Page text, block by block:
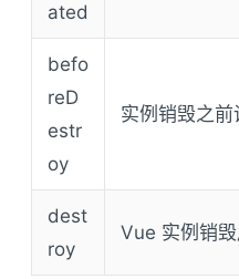
ated
befo
reD
estr
oy
实例销毁之
dest
roy
Vue 实例销毁